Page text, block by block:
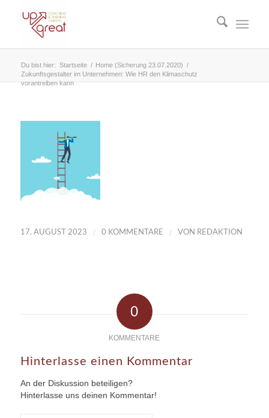
Du bist hier: Startseite / Home (Sicherung 23.07.2020) /
Zukunftsgestalter im Unternehmen: Wie HR den Klimaschutz
vorantreiben kann
17. AUGUST 2023 / 0 KOMMENTARE / VON REDAKTION
0
KOMMENTARE
Hinterlasse einen Kommentar
An der Diskussion beteiligen?
Hinterlasse uns deinen Kommentar!